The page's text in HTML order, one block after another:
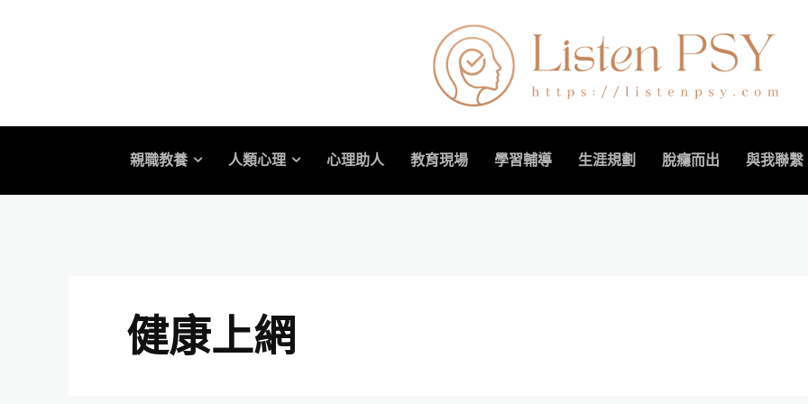
親職教養 人類心理 心理助人 教育現場 學習輔導 生涯規劃 脫癮而出 與我聯繫
健康上網